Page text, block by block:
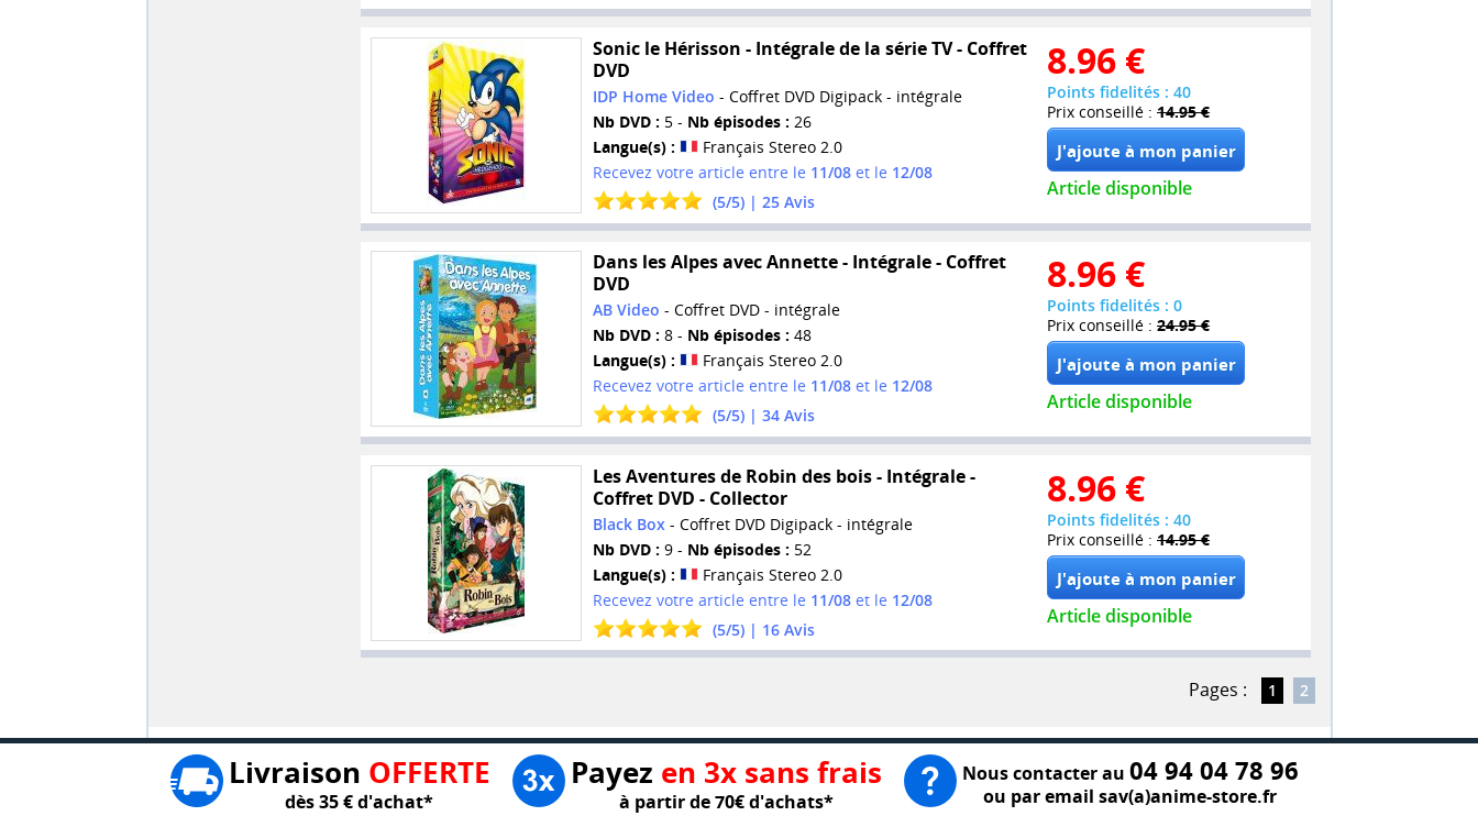
Sonic le Hérisson - Intégrale de la série TV - Coffret
DVD
IDP Home Video - Coffret DVD Digipack - intégrale
Nb DVD : 5 - Nb épisodes : 26
Langue(s) :
Français Stereo 2.0
Recevez votre article entre le 11/08et le 12/08
(5/5) | 25Avis
8.96 €
Points fidelités : 40
Prix conseillé : 14.95 €
Article disponible
Dans les Alpes avec Annette - Intégrale - Coffret
DVD
AB Video - Coffret DVD - intégrale
Nb DVD : 8 - Nb épisodes : 48
Langue(s) :
Français Stereo 2.0
Recevez votre article entre le 11/08et le 12/08
(5/5) | 34Avis
8.96 €
Points fidelités : 0
Prix conseillé : 24.95 €
Article disponible
Les Aventures de Robin des bois - Intégrale -
Coffret DVD - Collector
Black Box- Coffret DVD Digipack - intégrale
Nb DVD : 9 - Nb épisodes : 52
Langue(s) :
Français Stereo 2.0
Recevez votre article entre le 11/08et le 12/08
(5/5) | 16Avis
8.96 €
Points fidelités : 40
Prix conseillé : 14.95 €
Article disponible
Pages : 1 2
Livraison OFFERTE
dès 35 € d'achat*
Payez en 3x sans frais
à partir de 70€ d'achats*
Nous contacter au 04 94 04 78 96
ou par email sav(a)anime-store.fr